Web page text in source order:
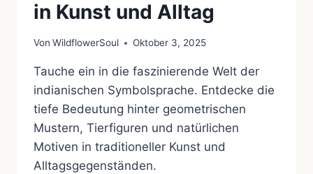
in Kunst und Alltag
Von WildflowerSoul Oktober 3, 2025
Tauche ein in die faszinierende Welt der
indianischen Symbolsprache. Entdecke die
tiefe Bedeutung hinter geometrischen
Mustern, Tierfiguren und natürlichen
Motiven in traditioneller Kunst und
Alltagsgegenständen.